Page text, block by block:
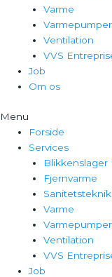
Varme
Varmepumper
Ventilation
VVS
Job
Om os
Menu
Forside
Services
Blikkenslager
Fjernvarme
Sanitetsteknik
Varme
Varmepumper
Ventilation
VVS
Job